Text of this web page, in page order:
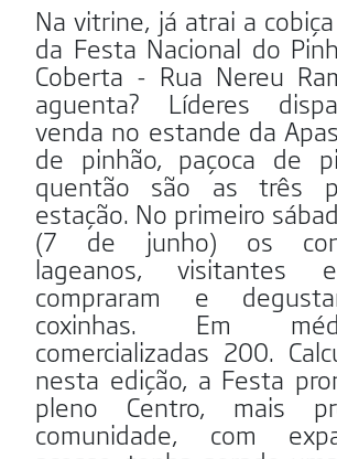
Na vitrine, já atrai a
da Festa Nacional do
Coberta - Rua Nereu
aguenta? Líderes
venda no estande da
de pinhão, paçoca de
quentão são as três
estação. No primeiro
(7 de junho) os
lageanos, visitantes
compraram e
coxinhas. Em
comercializadas 200.
nesta edição, a Festa
pleno Centro, mais
comunidade, com